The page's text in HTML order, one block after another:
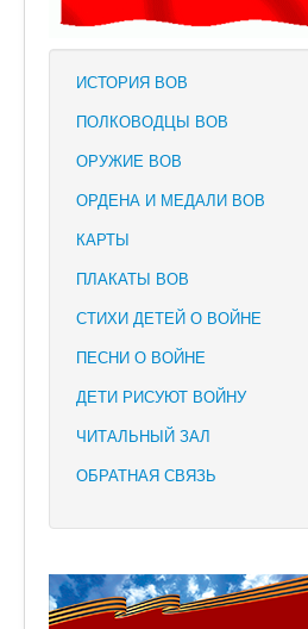
ИСТОРИЯ ВОВ
ПОЛКОВОДЦЫ ВОВ
ОРУЖИЕ ВОВ
ОРДЕНА И МЕДАЛИ ВОВ
КАРТЫ
ПЛАКАТЫ ВОВ
СТИХИ ДЕТЕЙ О ВОЙНЕ
ПЕСНИ О ВОЙНЕ
ДЕТИ РИСУЮТ ВОЙНУ
ЧИТАЛЬНЫЙ ЗАЛ
ОБРАТНАЯ СВЯЗЬ